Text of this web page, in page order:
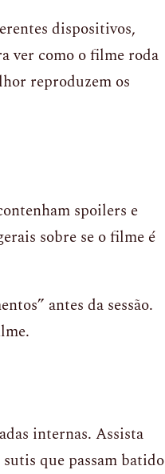
dispositivos,
ver como o filme roda
reproduzem os
spoilers e
sobre se o filme é
antes da sessão.
internas. Assista
que passam batido